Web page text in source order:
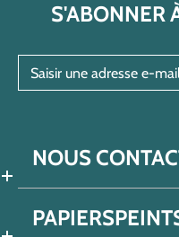
S'ABONNER
NOUS